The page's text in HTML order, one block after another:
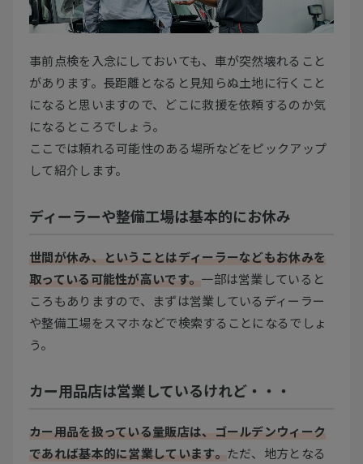
事前点検を入念にしておいても、車が突然壊れること
があります。長距離となると見知らぬ土地に行くこと
になると思いますので、どこに救援を依頼するのか気
になるところでしょう。
ここでは頼れる可能性のある場所などをピックアップ
して紹介します。
ディーラーや整備工場は基本的にお休み
世間が休み、ということはディーラーなどもお休みを
取っている可能性が高いです。 一部は営業していると
ころもありますので、まずは営業しているディーラー
や整備工場をスマホなどで検索することになるでしょ
う。
カー用品店は営業しているけれど・・・
カー用品を扱っている量販店は、ゴールデンウィーク
であれば基本的に営業しています。 ただ、地方となる